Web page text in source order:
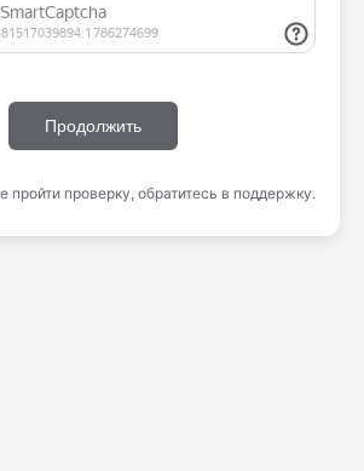
Продолжить
пройти проверку, обратитесь в поддержку.